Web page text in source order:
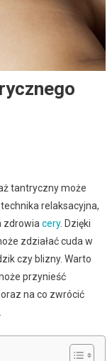
tantryczny może
relaksacyjna,
zdrowia cery. Dzięki
zdziałać cuda w
czy blizny. Warto
przynieść
na co zwrócić